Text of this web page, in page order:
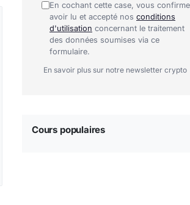
En cochant cette case, vous
avoir lu et accepté nos conditions
d'utilisation concernant le traitement
des données soumises via ce
formulaire.
En savoir plus sur notre newsletter crypto
Cours populaires